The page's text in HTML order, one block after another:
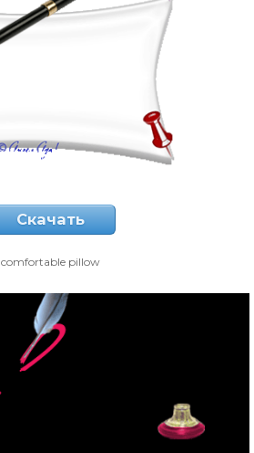
Скачать
comfortable pillow